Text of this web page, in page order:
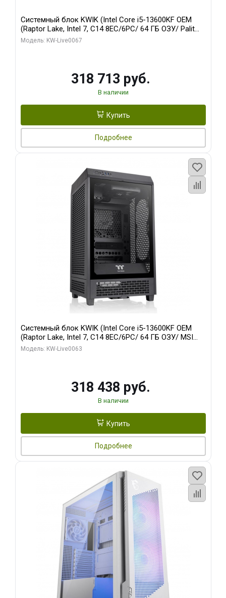
Системный блок KWIK (Intel Core i5-13600KF OEM
(Raptor Lake, Intel 7, C14 8EC/6PC/ 64 ГБ ОЗУ/ Palit
RTX5080 GAMINGPRO OC 16GB GDDR7 256bit 3xDP
Модель: KW-Live0067
318 713 руб.
В наличии
Купить
Подробнее
Системный блок KWIK (Intel Core i5-13600KF OEM
(Raptor Lake, Intel 7, C14 8EC/6PC/ 64 ГБ ОЗУ/ MSI
RTX5080 VENTUS 3X OC 16GB GDDR7 256bit 3xDP
Модель: KW-Live0063
318 438 руб.
В наличии
Купить
Подробнее